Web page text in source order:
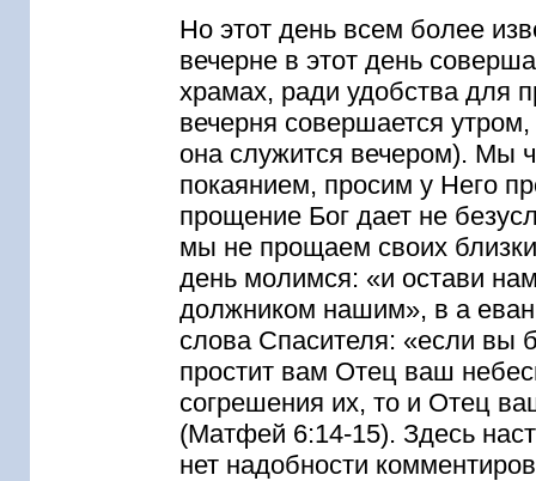
Но этот день всем более
вечерне в этот день
храмах, ради удобства для
вечерня совершается
она служится вечером). Мы
покаянием, просим у Него
прощение Бог дает не
мы не прощаем своих
день молимся: «и остави
должником нашим», в а
слова Спасителя: «если вы
простит вам Отец ваш
согрешения их, то и Отец
(Матфей 6:14-15). Здесь
нет надобности